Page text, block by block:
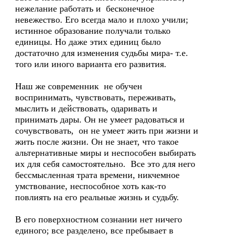
нежелание работать и бесконечное
невежество. Его всегда мало и плохо учили;
истинное образование получали только
единицы. Но даже этих единиц было
достаточно для изменения судьбы мира- т.е.
того или иного варианта его развития.
Наш же современник не обучен
воспринимать, чувствовать, переживать,
мыслить и действовать, одаривать и
принимать дары. Он не умеет радоваться и
сочувствовать, он не умеет жить при жизни и
жить после жизни. Он не знает, что такое
альтернативные миры и неспособен выбирать
их для себя самостоятельно. Все это для него
бессмысленная трата времени, никчемное
умствование, неспособное хоть как-то
повлиять на его реальные жизнь и судьбу.
В его поверхностном сознании нет ничего
единого; все разделено, все пребывает в